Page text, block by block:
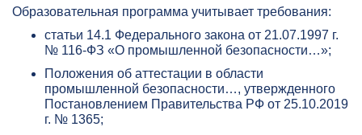
Образовательная программа учитывает требования:
статьи 14.1 Федерального закона от 21.07.1997 г.
№ 116-ФЗ «О промышленной безопасности…»;
Положения об аттестации в области
промышленной безопасности…, утвержденного
Постановлением Правительства РФ от 25.10.2019
г. № 1365;